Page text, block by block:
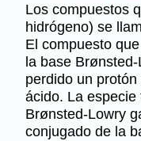
Los compuestos
hidrógeno) se
El compuesto
la base
perdido un
ácido. La
Brønsted-Lowry
conjugado de la